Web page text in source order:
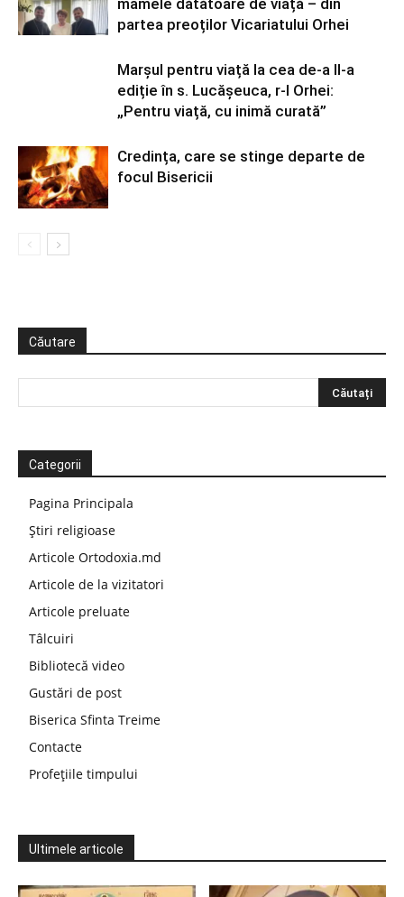
mamele dătătoare de viață – din
partea preoților Vicariatului Orhei
Marșul pentru viață la cea de-a II-a
ediție în s. Lucășeuca, r-l Orhei:
„Pentru viață, cu inimă curată”
Credința, care se stinge departe de
focul Bisericii
Căutare
Categorii
Pagina Principala
Știri religioase
Articole Ortodoxia.md
Articole de la vizitatori
Articole preluate
Tâlcuiri
Bibliotecă video
Gustări de post
Biserica Sfinta Treime
Contacte
Profețiile timpului
Ultimele articole